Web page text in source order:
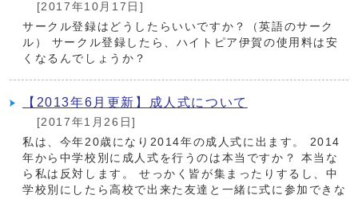
[2017年10月17日]
サークル登録はどうしたらいいですか？（英語のサーク
ル） サークル登録したら、ハイトピア伊賀の使用料は安
くなるんでしょうか？
【2013年6月更新】成人式について
[2017年1月26日]
私は、今年20歳になり2014年の成人式に出ます。 2014
年から中学校別に成人式を行うのは本当ですか？ 本当な
ら私は反対します。 せっかく皆が集まったりするし、中
学校別にしたら高校で出来た友達と一緒に式に参加できな